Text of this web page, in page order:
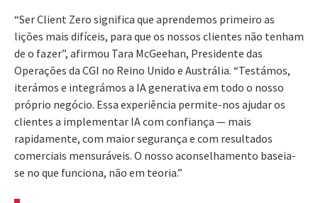
“Ser Client Zero significa que aprendemos primeiro as
lições mais difíceis, para que os nossos clientes não tenham
de o fazer”, afirmou Tara McGeehan, Presidente das
Operações da CGI no Reino Unido e Austrália. “Testámos,
iterámos e integrámos a IA generativa em todo o nosso
próprio negócio. Essa experiência permite-nos ajudar os
clientes a implementar IA com confiança — mais
rapidamente, com maior segurança e com resultados
comerciais mensuráveis. O nosso aconselhamento baseia-
se no que funciona, não em teoria.”